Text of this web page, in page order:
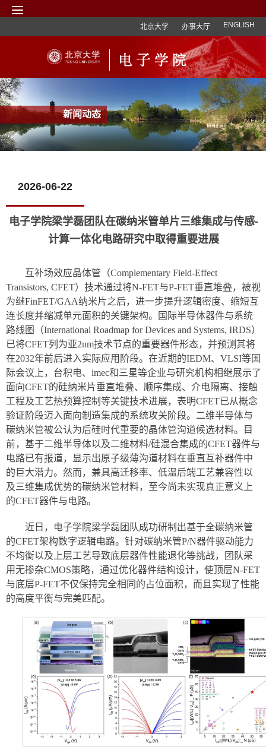
北京大学 办事大厅 ENGLISH
新闻动态
2026-06-22
电子学院梁学磊团队在碳纳米管单片三维集成与传感-
计算一体化电路研究中取得重要进展
互补场效应晶体管（Complementary Field-Effect
Transistors, CFET）技术通过将N-FET与P-FET垂直堆叠，被视
为继FinFET/GAA纳米片之后，进一步提升逻辑密度、缩短互
连长度并缩减单元面积的关键架构。国际半导体器件与系统
路线图（International Roadmap for Devices and Systems, IRDS）
已将CFET列为亚2nm技术节点的重要器件形态，并预测其将
在2032年前后进入实际应用阶段。在近期的IEDM、VLSI等国
际会议上，台积电、imec和三星等企业与研究机构相继展示了
面向CFET的硅纳米片垂直堆叠、顺序集成、介电隔离、接触
工程及工艺热预算控制等关键技术进展，表明CFET已从概念
验证阶段迈入面向制造集成的系统攻关阶段。二维半导体与
碳纳米管被公认为后硅时代重要的晶体管沟道候选材料。目
前，基于二维半导体以及二维材料/硅混合集成的CFET器件与
电路已有报道，显示出原子级薄沟道材料在垂直互补器件中
的巨大潜力。然而，兼具高迁移率、低温后端工艺兼容性以
及三维集成优势的碳纳米管材料，至今尚未实现真正意义上
的CFET器件与电路。
近日，电子学院梁学磊团队成功研制出基于全碳纳米管
的CFET架构数字逻辑电路。针对碳纳米管P/N器件驱动能力
不均衡以及上层工艺导致底层器件性能退化等挑战，团队采
用无掺杂CMOS策略，通过优化器件结构设计，使顶层N-FET
与底层P-FET不仅保持完全相同的占位面积，而且实现了性能
的高度平衡与完美匹配。